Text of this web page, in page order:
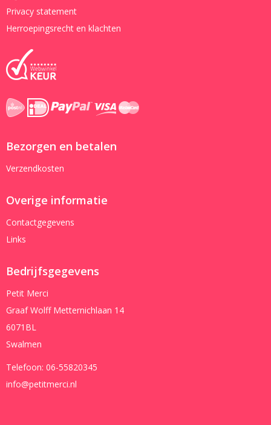
Privacy statement
Herroepingsrecht en klachten
Bezorgen en betalen
Verzendkosten
Overige informatie
Contactgegevens
Links
Bedrijfsgegevens
Petit Merci
Graaf Wolff Metternichlaan 14
6071BL
Swalmen
Telefoon: 06-55820345
info@petitmerci.nl